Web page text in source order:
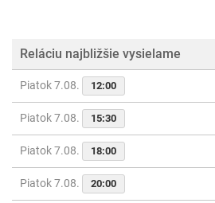
Reláciu najbližšie vysielame
Piatok 7.08. 12:00
Piatok 7.08. 15:30
Piatok 7.08. 18:00
Piatok 7.08. 20:00